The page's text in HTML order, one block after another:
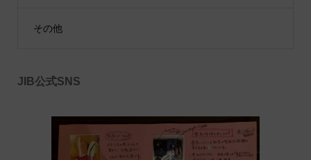
その他
JIB公式SNS